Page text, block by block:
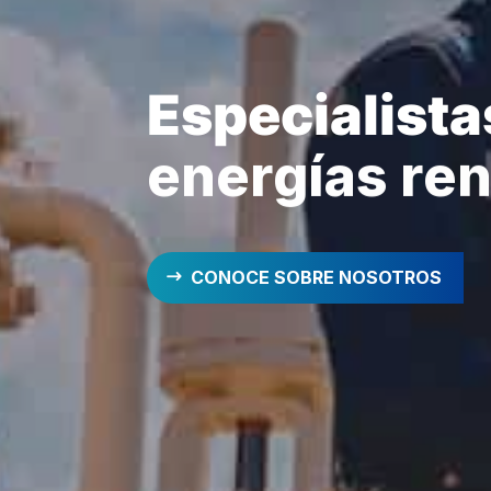
CONOCE SOBRE NOSOTROS